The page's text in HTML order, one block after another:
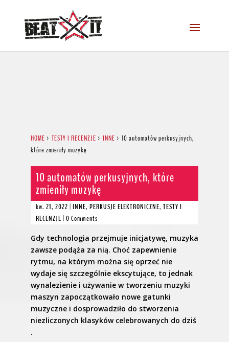
HOME > TESTY I RECENZJE > INNE > 10 automatów perkusyjnych,
które zmieniły muzykę
10 automatów perkusyjnych, które
zmieniły muzykę
kw. 21, 2022 | INNE, PERKUSJE ELEKTRONICZNE, TESTY I
RECENZJE | 0 Comments
Gdy technologia przejmuje inicjatywę, muzyka
zawsze podąża za nią. Choć zapewnienie
rytmu, na którym można się oprzeć nie
wydaje się szczególnie ekscytujące, to jednak
wynalezienie i używanie w tworzeniu muzyki
maszyn zapoczątkowało nowe gatunki
muzyczne i dosprowadziło do stworzenia
niezliczonych klasyków celebrowanych do dziś
.